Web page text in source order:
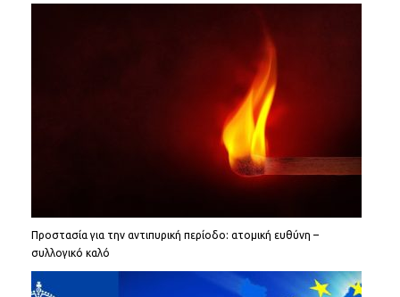
Προστασία για την αντιπυρική περίοδο: ατομική ευθύνη –
συλλογικό καλό